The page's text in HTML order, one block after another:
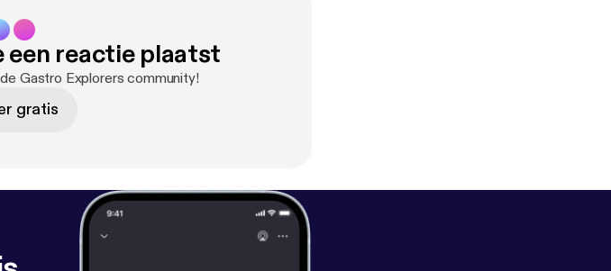
een reactie plaatst
Gastro Explorers community!
gratis